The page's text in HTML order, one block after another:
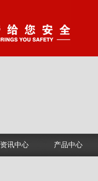
资讯中心 产品中心